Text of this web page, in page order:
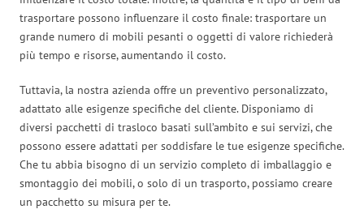
trasportare possono influenzare il costo finale: trasportare un
grande numero di mobili pesanti o oggetti di valore richiederà
più tempo e risorse, aumentando il costo.
Tuttavia, la nostra azienda offre un preventivo personalizzato,
adattato alle esigenze specifiche del cliente. Disponiamo di
diversi pacchetti di trasloco basati sull’ambito e sui servizi, che
possono essere adattati per soddisfare le tue esigenze specifiche.
Che tu abbia bisogno di un servizio completo di imballaggio e
smontaggio dei mobili, o solo di un trasporto, possiamo creare
un pacchetto su misura per te.